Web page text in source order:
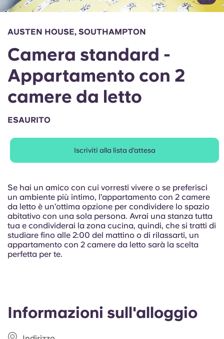
Chinese
Español
Deutsch
Italian
French
Portuguese
Prenota ora
Informazioni sull'alloggio
AUSTEN HOUSE, SOUTHAMPTON
Camera standard -
Appartamento con 2
camere da letto
ESAURITO
Iscriviti alla lista d'attesa
Se hai un amico con cui vorresti vivere o se preferisci
un ambiente più intimo, l’appartamento con 2 camere
da letto è un’ottima opzione per condividere lo spazio
abitativo con una sola persona. Avrai una stanza tutta
tua e condividerai la zona cucina, quindi, che si tratti di
studiare fino alle 2:00 del mattino o di rilassarti, un
appartamento con 2 camere da letto sarà la scelta
perfetta per te.